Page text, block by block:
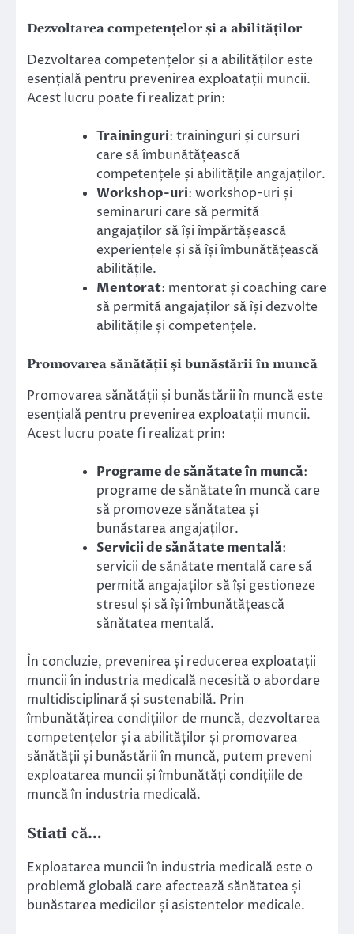
Dezvoltarea competențelor și a abilităților
Dezvoltarea competențelor și a abilităților este
esențială pentru prevenirea exploatații muncii.
Acest lucru poate fi realizat prin:
Traininguri: traininguri și cursuri
care să îmbunătățească
competențele și abilitățile angajaților.
Workshop-uri: workshop-uri și
seminaruri care să permită
angajaților să își împărtășească
experiențele și să își îmbunătățească
abilitățile.
Mentorat: mentorat și coaching care
să permită angajaților să își dezvolte
abilitățile și competențele.
Promovarea sănătății și bunăstării în muncă
Promovarea sănătății și bunăstării în muncă este
esențială pentru prevenirea exploatații muncii.
Acest lucru poate fi realizat prin:
Programe de sănătate în muncă:
programe de sănătate în muncă care
să promoveze sănătatea și
bunăstarea angajaților.
Servicii de sănătate mentală:
servicii de sănătate mentală care să
permită angajaților să își gestioneze
stresul și să își îmbunătățească
sănătatea mentală.
În concluzie, prevenirea și reducerea exploatații
muncii în industria medicală necesită o abordare
multidisciplinară și sustenabilă. Prin
îmbunătățirea condițiilor de muncă, dezvoltarea
competențelor și a abilităților și promovarea
sănătății și bunăstării în muncă, putem preveni
exploatarea muncii și îmbunătăți condițiile de
muncă în industria medicală.
Stiati că…
Exploatarea muncii în industria medicală este o
problemă globală care afectează sănătatea și
bunăstarea medicilor și asistentelor medicale.